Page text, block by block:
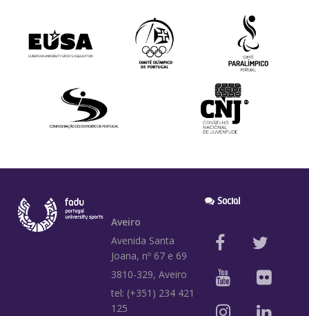
Aveiro
Avenida Santa
Joana, nº 67 e 69
3810-329, Aveiro
tel: (+351) 234 421
125
Social